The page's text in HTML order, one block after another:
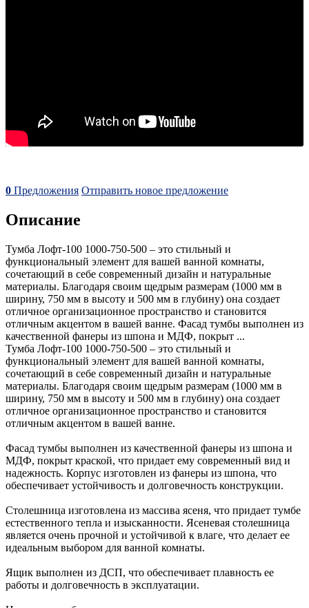
0 Предложения Отправить новое предложение
Описание
Тумба Лофт-100 1000-750-500 – это стильный и
функциональный элемент для вашей ванной комнаты,
сочетающий в себе современный дизайн и натуральные
материалы. Благодаря своим щедрым размерам (1000 мм в
ширину, 750 мм в высоту и 500 мм в глубину) она создает
отличное организационное пространство и становится
отличным акцентом в вашей ванне. Фасад тумбы выполнен из
качественной фанеры из шпона и МДФ, покрыт ...
Тумба Лофт-100 1000-750-500 – это стильный и
функциональный элемент для вашей ванной комнаты,
сочетающий в себе современный дизайн и натуральные
материалы. Благодаря своим щедрым размерам (1000 мм в
ширину, 750 мм в высоту и 500 мм в глубину) она создает
отличное организационное пространство и становится
отличным акцентом в вашей ванне.
Фасад тумбы выполнен из качественной фанеры из шпона и
МДФ, покрыт краской, что придает ему современный вид и
надежность. Корпус изготовлен из фанеры из шпона, что
обеспечивает устойчивость и долговечность конструкции.
Столешница изготовлена из массива ясеня, что придает тумбе
естественного тепла и изысканности. Ясеневая столешница
является очень прочной и устойчивой к влаге, что делает ее
идеальным выбором для ванной комнаты.
Ящик выполнен из ДСП, что обеспечивает плавность ее
работы и долговечность в эксплуатации.